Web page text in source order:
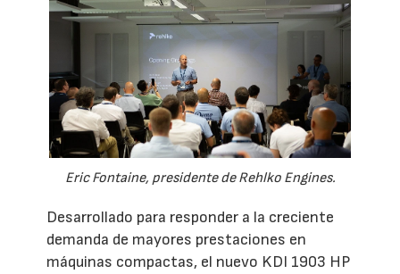
Eric Fontaine, presidente de Rehlko Engines.
Desarrollado para responder a la creciente
demanda de mayores prestaciones en
máquinas compactas, el nuevo KDI 1903 HP